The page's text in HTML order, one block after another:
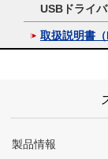
USBドライバ
取扱説明書（
製品情報